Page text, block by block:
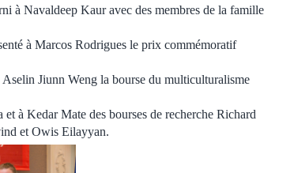
à Navaldeep Kaur avec des membres de la famille
à Marcos Rodrigues le prix commémoratif
Jiunn Weng la bourse du multiculturalisme
à Kedar Mate des bourses de recherche Richard
et Owis Eilayyan.